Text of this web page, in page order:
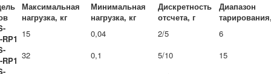
Максимальная
нагрузка, кг
Минимальная
нагрузка, кг
Дискретность
отсчета, г
Диапазон
15 0,04 2/5
6
32 0,1 5/10
15